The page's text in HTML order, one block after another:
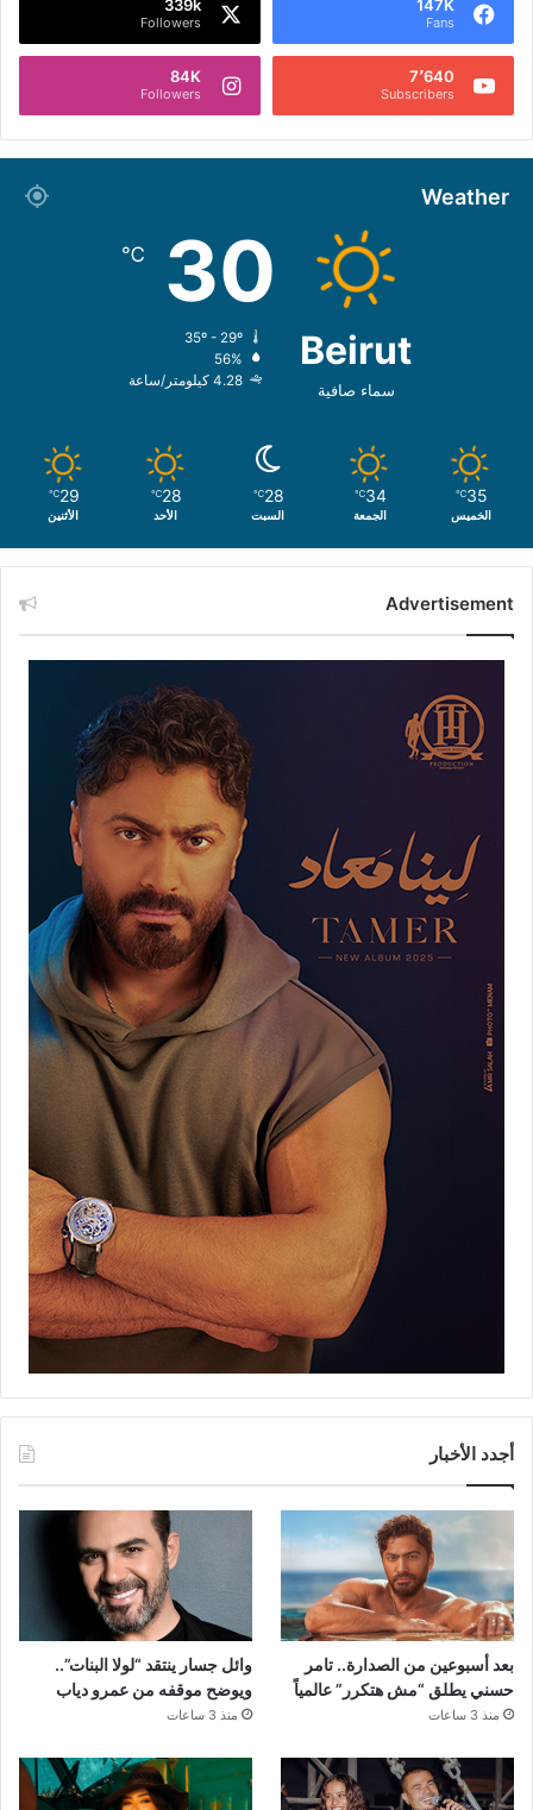
147K
Fans
339k
Followers
7٬640
Subscribers
84K
Followers
Weather
Beirut
سماء صافية
30
℃
56%
4.28 كيلومتر/ساعة
35
℃
الخميس
34
℃
الجمعة
28
℃
السبت
28
℃
الأحد
29
℃
الأثنين
Advertisement
أجدد الأخبار
بعد أسبوعين من الصدارة.. تامر
حسني يطلق “مش هتكرر” عالمياً
منذ 3 ساعات
وائل جسار ينتقد “لولا البنات”..
ويوضح موقفه من عمرو دياب
منذ 3 ساعات